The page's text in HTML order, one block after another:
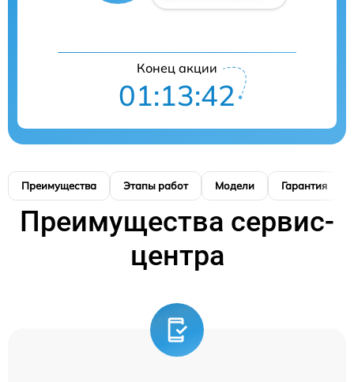
Конец акции
01:13:41
Преимущества Этапы работ Модели Гарантия
Преимущества сервис-
центра